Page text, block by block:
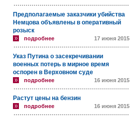
Предполагаемые заказчики убийства
Немцова объявлены в оперативный
розыск
подробнее 17 июня 2015
Указ Путина о засекречивании
военных потерь в мирное время
оспорен в Верховном суде
подробнее 16 июня 2015
Растут цены на бензин
подробнее 16 июня 2015